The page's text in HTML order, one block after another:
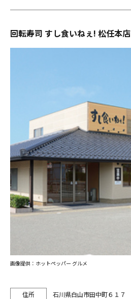
回転寿司 すし食いねぇ! 松任本店
石川県白山市田中町６１７
画像提供：ホットペッパー グルメ